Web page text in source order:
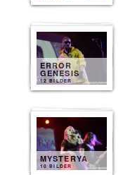
ERROR
GENESIS
12 BILDER
MYSTERYA
10 BILDER